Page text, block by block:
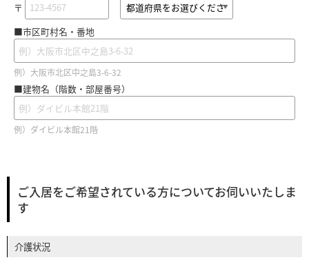
〒
■市区町村名・番地
例）大阪市北区中之島3-6-32
■建物名（階数・部屋番号）
例）ダイビル本館21階
ご入居をご希望されている方についてお伺いいたしま
す
介護状況